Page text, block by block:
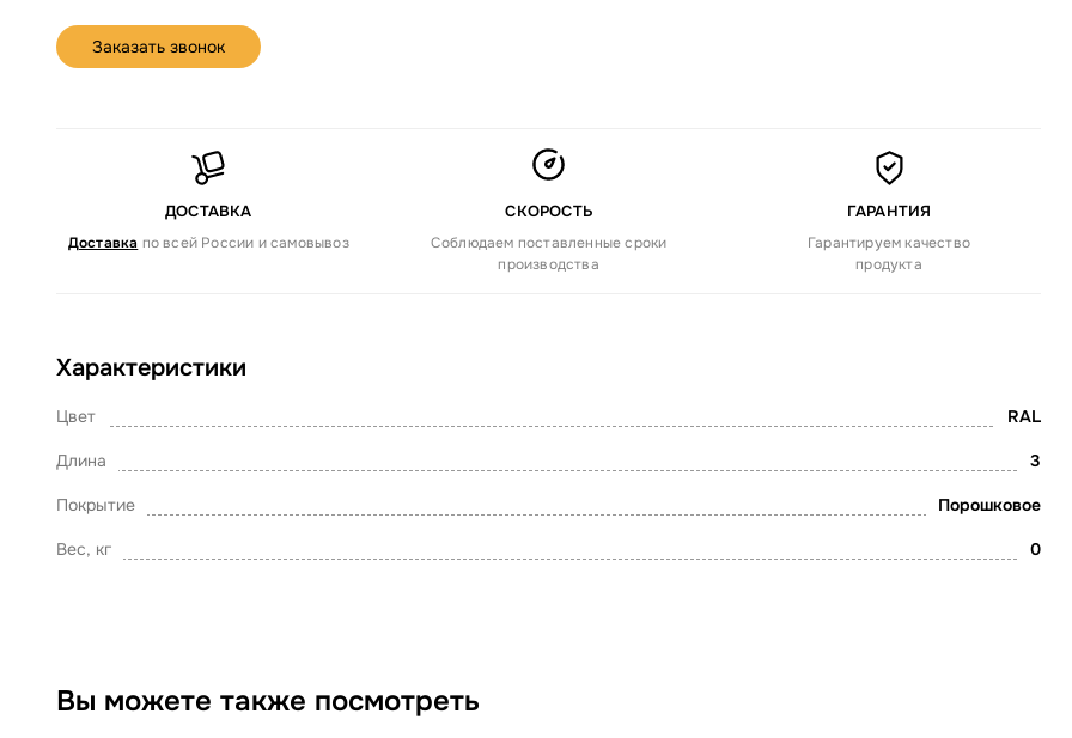
Заказать звонок
ДОСТАВКА
Доставка по всей России и самовывоз
СКОРОСТЬ
Соблюдаем поставленные сроки
производства
ГАРАНТИЯ
Гарантируем качество
продукта
Характеристики
Цвет RAL
Длина 3
Покрытие Порошковое
Вес, кг 0
Вы можете также посмотреть